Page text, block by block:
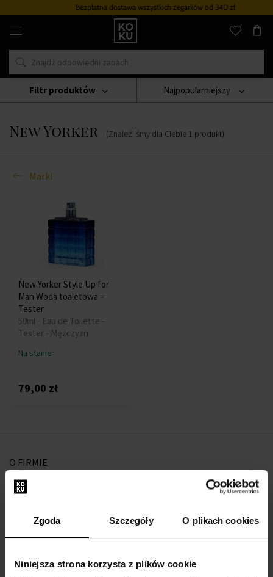
Zgoda Szczegóły O plikach cookies
Niniejsza strona korzysta z plików cookie
Bezpłatna dostawa wszystkich zegarkówod 340 zł
Oryginalne
perfumy
zegarki
w
miejscu
Marki
New Yorker
New Yorker (Znaleźliśmy dla Ciebie 1 produkt)
Najpopularniejszy
Marki
Filtr produktów
New Yorker Style Up for
Man Woda toaletowa –
Tester
50ml - Eau de Toilette -
Tester - Mężczyzn
Na stanie
79,00 zł
O FIRMIE
O nas
Kontakt
WSZYSTKO O ZAKUPIE